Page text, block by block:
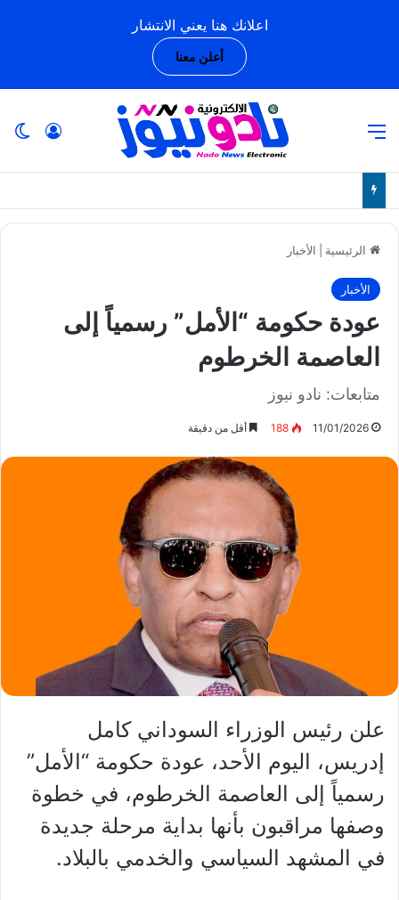
اعلانك هنا يعني الانتشار
أعلن معنا
الرئيسية الأخبار
الأخبار
عودة حكومة “الأمل” رسمياً إلى
العاصمة الخرطوم
متابعات: نادو نيوز
11/01/2026
188 أقل من دقيقة
علن رئيس الوزراء السوداني كامل
إدريس، اليوم الأحد، عودة حكومة “الأمل”
رسمياً إلى العاصمة الخرطوم، في خطوة
وصفها مراقبون بأنها بداية مرحلة جديدة
في المشهد السياسي والخدمي بالبلاد.